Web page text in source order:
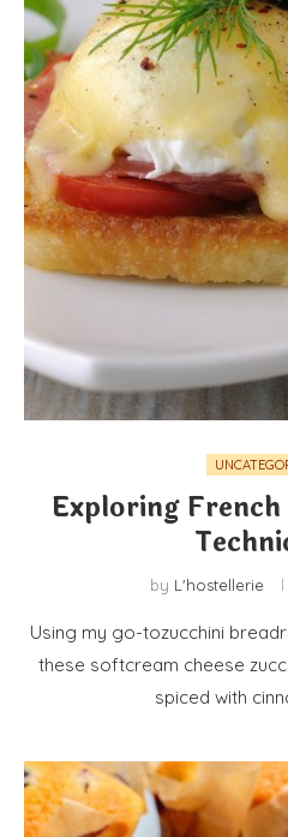
Exploring
by L'hostellerie
Using my go-tozucchini
these softcream cheese
spiced with